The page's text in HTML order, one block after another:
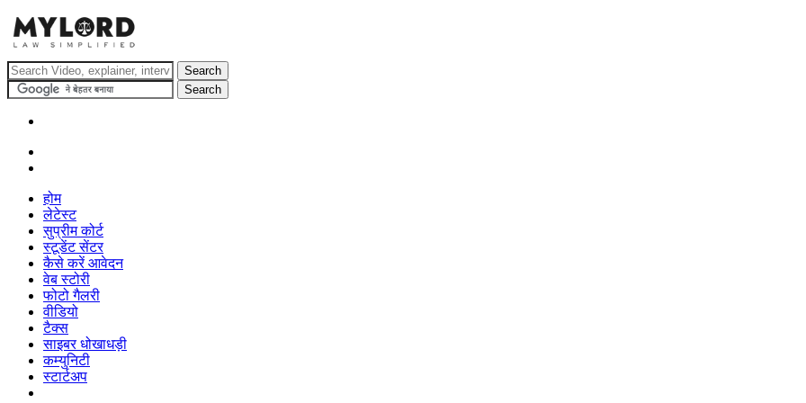
होम
लेटेस्ट
सुप्रीम कोर्ट
स्टूडेंट सेंटर
कैसे करें आवेदन
वेब स्टोरी
फोटो गैलरी
वीडियो
टैक्स
साइबर धोखाधड़ी
कम्युनिटी
स्टार्टअप